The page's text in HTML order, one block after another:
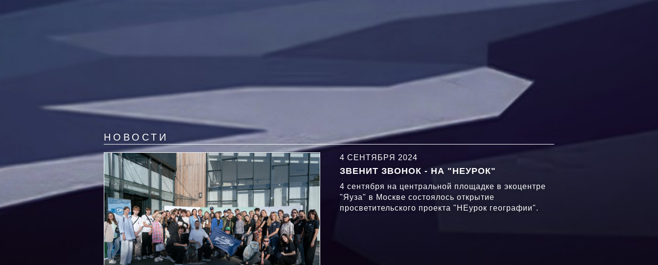
НОВОСТИ
4 СЕНТЯБРЯ 2024
ЗВЕНИТ ЗВОНОК - НА "НЕУРОК"
4 сентября на центральной площадке в экоцентре
"Яуза" в Москве состоялось открытие
просветительского проекта "НЕурок географии".